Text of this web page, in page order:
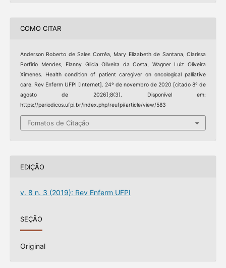
COMO CITAR
Anderson Roberto de Sales Corrêa, Mary Elizabeth de Santana, Clarissa
Porfírio Mendes, Elanny Glicia Oliveira da Costa, Wagner Luiz Oliveira
Ximenes. Health condition of patient caregiver on oncological palliative
care. Rev Enferm UFPI [Internet]. 24º de novembro de 2020 [citado 8º de
agosto de 2026];8(3). Disponível em:
https://periodicos.ufpi.br/index.php/reufpi/article/view/583
Fomatos de Citação
EDIÇÃO
v. 8 n. 3 (2019): Rev Enferm UFPI
SEÇÃO
Original